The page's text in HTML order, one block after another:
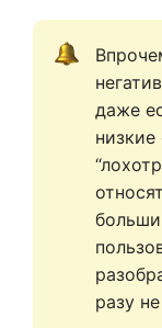
даже
разу